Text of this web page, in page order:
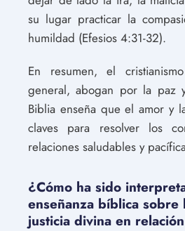
su lugar practicar la
humildad (Efesios 4:31-32).
En resumen, el
general, abogan por la paz
Biblia enseña que el amor y
claves para resolver los
relaciones saludables y
¿Cómo ha sido
enseñanza bíblica sobre
justicia divina en